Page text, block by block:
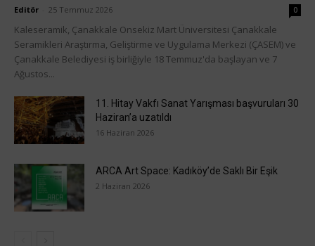
Editör 25 Temmuz 2026 0
Kaleseramik, Çanakkale Onsekiz Mart Üniversitesi Çanakkale
Seramikleri Araştırma, Geliştirme ve Uygulama Merkezi (ÇASEM) ve
Çanakkale Belediyesi iş birliğiyle 18 Temmuz'da başlayan ve 7
Ağustos...
11. Hitay Vakfı Sanat Yarışması başvuruları 30
Haziran’a uzatıldı
16 Haziran 2026
ARCA Art Space: Kadıköy’de Saklı Bir Eşik
2 Haziran 2026